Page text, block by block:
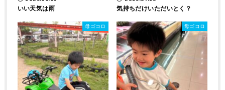
いい天気は雨 気持ちだけいただいとく？
母ゴコロ 母ゴコロ